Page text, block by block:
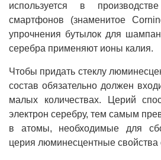
используется в
смартфонов (знаменитое
упрочнения бутылок для
серебра применяют ионы калия.
Чтобы придать стеклу
состав обязательно должен
малых количествах. Церий
электрон серебру, тем самым
в атомы, необходимые для
церия люминесцентные свойства